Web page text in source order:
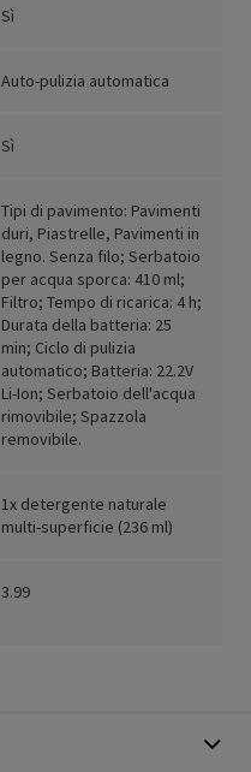
Sì
Auto-pulizia automatica
Sì
Tipi di pavimento: Pavimenti
duri, Piastrelle, Pavimenti in
legno. Senza filo; Serbatoio
per acqua sporca: 410 ml;
Filtro; Tempo di ricarica: 4 h;
Durata della batteria: 25
min; Ciclo di pulizia
automatico; Batteria: 22.2V
Li-Ion; Serbatoio dell'acqua
rimovibile; Spazzola
removibile.
1x detergente naturale
multi-superficie (236 ml)
3.99